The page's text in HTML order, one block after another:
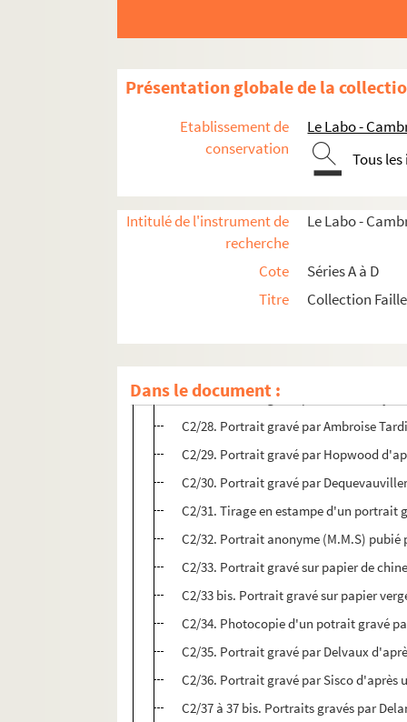
Présentation globale de la
Etablissement de
conservation
Le Labo -
Tous
Intitulé de l'instrument de
recherche
Le Labo -
Cote
Séries A à D
Titre
Collection Faille
Dans le document :
C2/16. Portrait gravé par
C2/18. Portrait gravé par Ambroise
C2/19 à 19 bis. Portrait gravés par
C2/20. Portrait gravé par G.F Gaucher
C2/21. Portrait gravé par G.B.
C2/25. Portrait dessiné et gravé par
C2/26. Portrait gravé par A. Ethiou
C2/27. Portrait gravé par Barthélémy
C2/28. Portrait gravé par Ambroise
C2/29. Portrait gravé par Hopwood
C2/30. Portrait gravé par
C2/31. Tirage en estampe d'un portrait
C2/32. Portrait anonyme (M.M.S) pubié
C2/33. Portrait gravé sur papier de
C2/33 bis. Portrait gravé sur papier
C2/34. Photocopie d'un potrait gravé
C2/35. Portrait gravé par Delvaux
C2/36. Portrait gravé par Sisco d'après
C2/37 à 37 bis. Portraits gravés par